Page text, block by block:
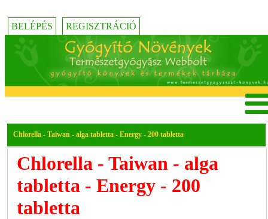
BELÉPÉS REGISZTRÁCIÓ
Chlorella - Taiwan - alga tabletta - Energy - 200 tabletta
Chlorella - Taiwan - alga
tabletta - Energy - 200
tabletta